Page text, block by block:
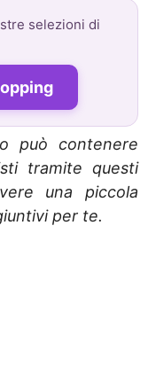
selezioni di
può contenere
tramite questi
una piccola
per te.